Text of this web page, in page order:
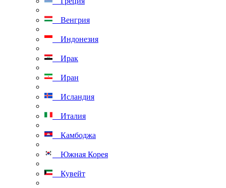
Венгрия
Индонезия
Ирак
Иран
Исландия
Италия
Камбоджа
Южная Корея
Кувейт